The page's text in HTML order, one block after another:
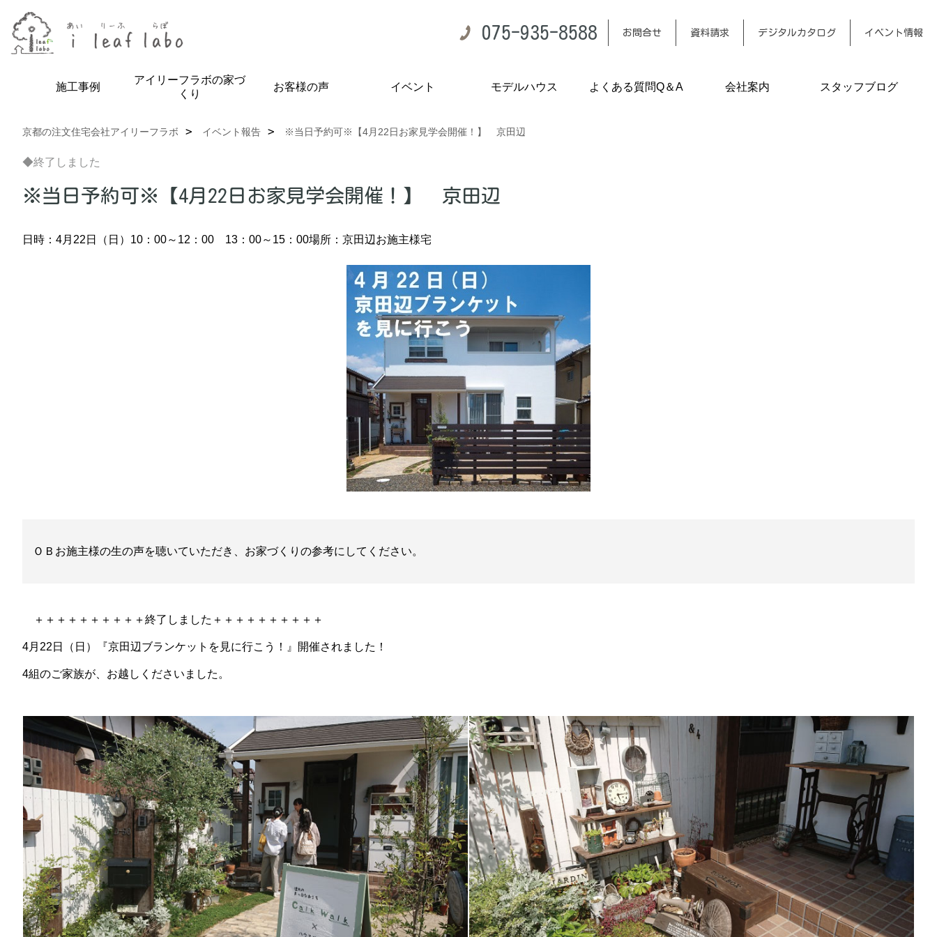
075-935-8588 お問合せ 資料請求 デジタルカタログ イベント情報
施工事例
アイリーフラボの家づ
くり
お客様の声 イベント モデルハウス よくある質問Q＆A 会社案内 スタッフブログ
京都の注文住宅会社アイリーフラボ イベント報告 ※当日予約可※【4月22日お家見学会開催！】 京田辺
◆終了しました
※当日予約可※【4月22日お家見学会開催！】 京田辺
日時：4月22日（日）10：00～12：00 13：00～15：00場所：京田辺お施主様宅
ＯＢお施主様の生の声を聴いていただき、お家づくりの参考にしてください。
＋＋＋＋＋＋＋＋＋＋終了しました＋＋＋＋＋＋＋＋＋＋
4月22日（日）『京田辺ブランケットを見に行こう！』開催されました！
4組のご家族が、お越しくださいました。